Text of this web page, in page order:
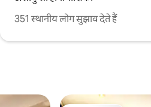
351 स्थानीय लोग सुझाव देते हैं